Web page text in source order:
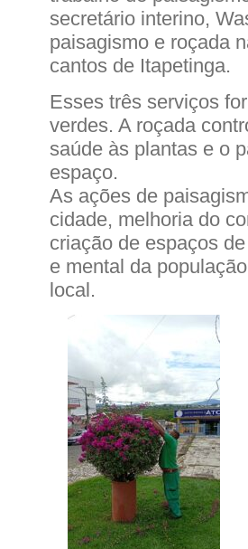
secretário interino,
paisagismo e roçada
cantos de Itapetinga.
Esses três serviços
verdes. A roçada
saúde às plantas e o
espaço.
As ações de
cidade, melhoria do
criação de espaços
e mental da
local.